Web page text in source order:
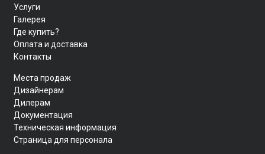
Услуги
Галерея
Где купить?
Оплата и доставка
Контакты
Места продаж
Дизайнерам
Дилерам
Документация
Техническая информация
Страница для персонала